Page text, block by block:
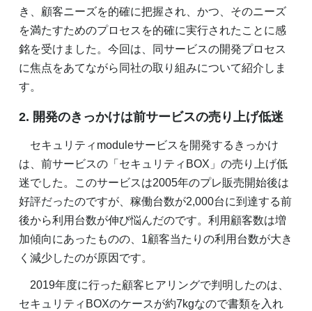
き、顧客ニーズを的確に把握され、かつ、そのニーズ
を満たすためのプロセスを的確に実行されたことに感
銘を受けました。今回は、同サービスの開発プロセス
に焦点をあてながら同社の取り組みについて紹介しま
す。
2. 開発のきっかけは前サービスの売り上げ低迷
セキュリティmoduleサービスを開発するきっかけ
は、前サービスの「セキュリティBOX」の売り上げ低
迷でした。このサービスは2005年のプレ販売開始後は
好評だったのですが、稼働台数が2,000台に到達する前
後から利用台数が伸び悩んだのです。利用顧客数は増
加傾向にあったものの、1顧客当たりの利用台数が大き
く減少したのが原因です。
2019年度に行った顧客ヒアリングで判明したのは、
セキュリティBOXのケースが約7kgなので書類を入れ